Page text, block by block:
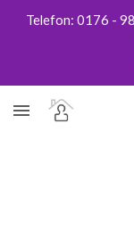
Telefon: 0176 -